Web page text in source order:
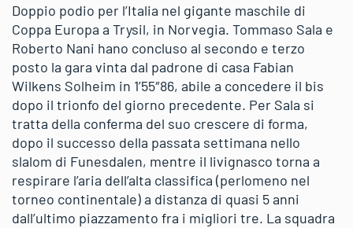
Doppio podio per l’Italia nel gigante maschile di
Coppa Europa a Trysil, in Norvegia. Tommaso Sala e
Roberto Nani hano concluso al secondo e terzo
posto la gara vinta dal padrone di casa Fabian
Wilkens Solheim in 1’55″86, abile a concedere il bis
dopo il trionfo del giorno precedente. Per Sala si
tratta della conferma del suo crescere di forma,
dopo il successo della passata settimana nello
slalom di Funesdalen, mentre il livignasco torna a
respirare l’aria dell’alta classifica (perlomeno nel
torneo continentale) a distanza di quasi 5 anni
dall’ultimo piazzamento fra i migliori tre. La squadra